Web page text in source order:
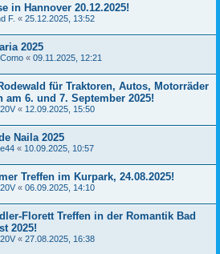
in Hannover 20.12.2025!
F. « 25.12.2025, 13:52
2025
« 09.11.2025, 12:21
für Traktoren, Autos, Motorräder
am 6. und 7. September 2025!
« 12.09.2025, 15:50
Naila 2025
« 10.09.2025, 10:57
Treffen im Kurpark, 24.08.2025!
« 06.09.2025, 14:10
Florett Treffen in der Romantik Bad
2025!
« 27.08.2025, 16:38